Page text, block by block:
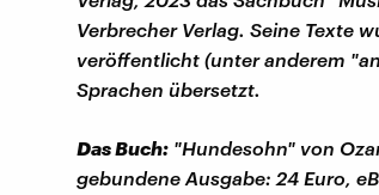
Verbrecher Verlag. Seine Texte
veröffentlicht (unter anderem
Sprachen übersetzt.
Das Buch: "Hundesohn" von
gebundene Ausgabe: 24 Euro,